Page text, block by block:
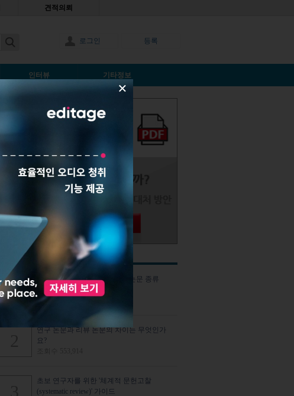
견적의뢰
로그인 등록
인터뷰 기타정보
카테고리 인기 기사
저널에서 출판하는 여섯 가지 논문 종류
조회수 764,961
연구 논문과 리뷰 논문의 차이는 무엇인가
요?
초보 연구자를 위한 '체계적 문헌고찰
(systematic review)' 가이드
×